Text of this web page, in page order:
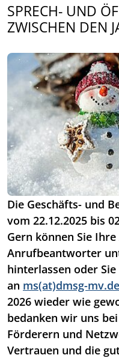
SPRECH- UND
ZWISCHEN DEN
Die Geschäfts- und
vom 22.12.2025 bis
Gern können Sie
Anrufbeantworter
hinterlassen oder
an ms(at)dmsg-mv.de
2026 wieder wie
bedanken wir uns
Förderern und
Vertrauen und die